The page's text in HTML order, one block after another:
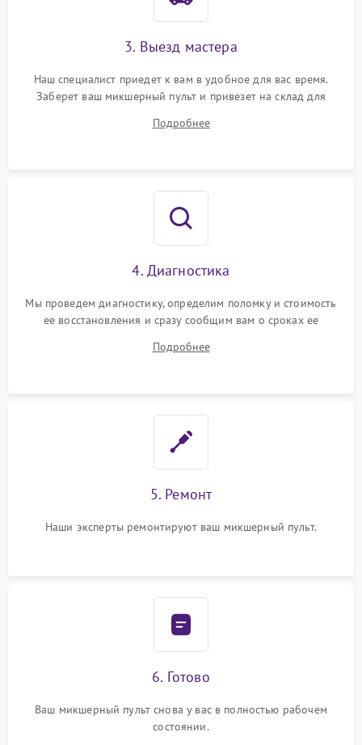
3. Выезд мастера
Наш специалист приедет к вам в удобное для вас время.
Заберет ваш микшерный пульт и привезет на склад для
Подробнее
4. Диагностика
Мы проведем диагностику, определим поломку и стоимость
ее восстановления и сразу сообщим вам о сроках ее
Подробнее
5. Ремонт
Наши эксперты ремонтируют ваш микшерный пульт.
6. Готово
Ваш микшерный пульт снова у вас в полностью рабочем
состоянии.